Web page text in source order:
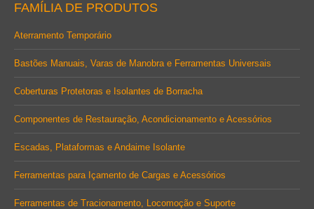
opens
in
window
opens
in
window
opens
in
window
FAMÍLIA DE PRODUTOS
Aterramento Temporário
Bastões Manuais, Varas de Manobra e Ferramentas Universais
Coberturas Protetoras e Isolantes de Borracha
Componentes de Restauração, Acondicionamento e Acessórios
Escadas, Plataformas e Andaime Isolante
Ferramentas para Içamento de Cargas e Acessórios
Ferramentas de Tracionamento, Locomoção e Suporte